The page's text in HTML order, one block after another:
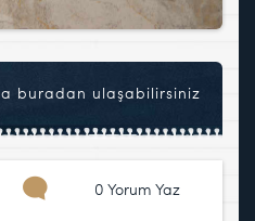
buradan ulaşabilirsiniz
0 Yorum Yaz